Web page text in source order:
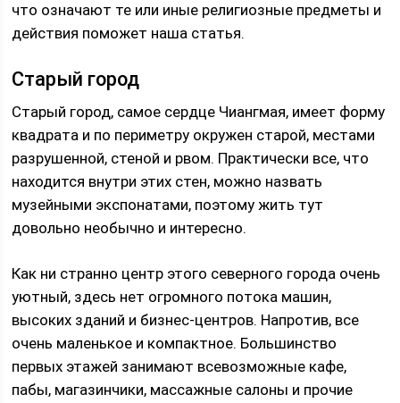
что означают те или иные религиозные предметы и
действия поможет наша статья.
Старый город
Старый город, самое сердце Чиангмая, имеет форму
квадрата и по периметру окружен старой, местами
разрушенной, стеной и рвом. Практически все, что
находится внутри этих стен, можно назвать
музейными экспонатами, поэтому жить тут
довольно необычно и интересно.
Как ни странно центр этого северного города очень
уютный, здесь нет огромного потока машин,
высоких зданий и бизнес-центров. Напротив, все
очень маленькое и компактное. Большинство
первых этажей занимают всевозможные кафе,
пабы, магазинчики, массажные салоны и прочие